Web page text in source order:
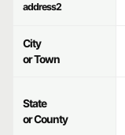
address2
City
or Town
State
or County